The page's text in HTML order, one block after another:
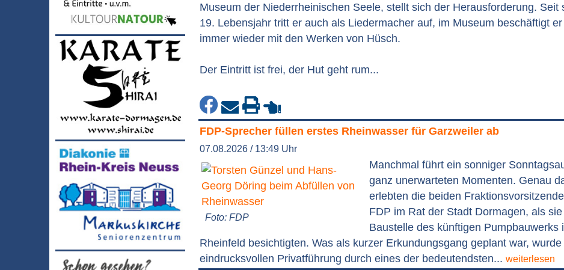
Museum der Niederrheinischen Seele, stellt sich der Herausforderung. Seit
19. Lebensjahr tritt er auch als Liedermacher auf, im Museum beschäftigt
immer wieder mit den Werken von Hüsch.
Der Eintritt ist frei, der Hut geht rum...
FDP-Sprecher füllen erstes Rheinwasser für Garzweiler ab
07.08.2026 / 13:49 Uhr
Foto: FDP
Manchmal führt ein sonniger
ganz unerwarteten Momenten. Genau
erlebten die beiden
FDP im Rat der Stadt Dormagen, als
Baustelle des künftigen Pumpbauwerks
Rheinfeld besichtigten. Was als kurzer Erkundungsgang geplant war,
eindrucksvollen Privatführung durch eines der bedeutendsten... weiterlesen